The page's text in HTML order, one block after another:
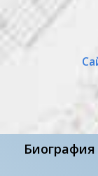
Биография